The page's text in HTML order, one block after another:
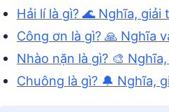
Hải lí là gì? 🌊 Nghĩa, giải
Công ơn là gì? 🙏 Nghĩa
Nhào nặn là gì? 🎨
Chuông là gì? 🔔 Nghĩa,